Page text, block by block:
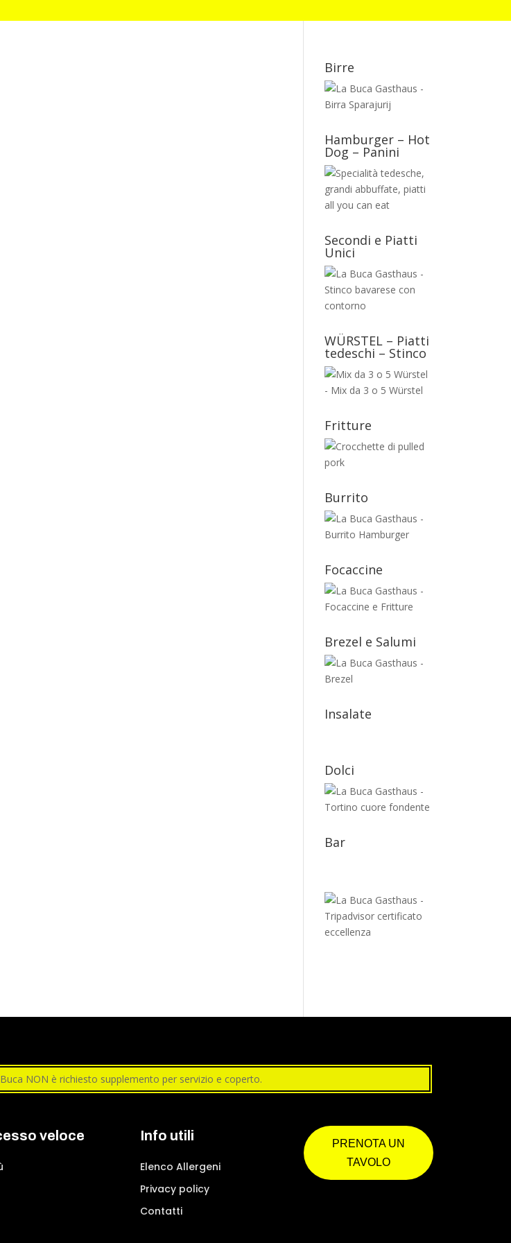
Birre
Hamburger – Hot
Dog – Panini
Secondi e Piatti
Unici
WÜRSTEL – Piatti
tedeschi – Stinco
Fritture
Burrito
Focaccine
Brezel e Salumi
Insalate
Dolci
Bar
NON è richiesto supplemento per servizio e coperto.
veloce Info utili
Elenco Allergeni
Privacy policy
Contatti
PRENOTA UN
TAVOLO